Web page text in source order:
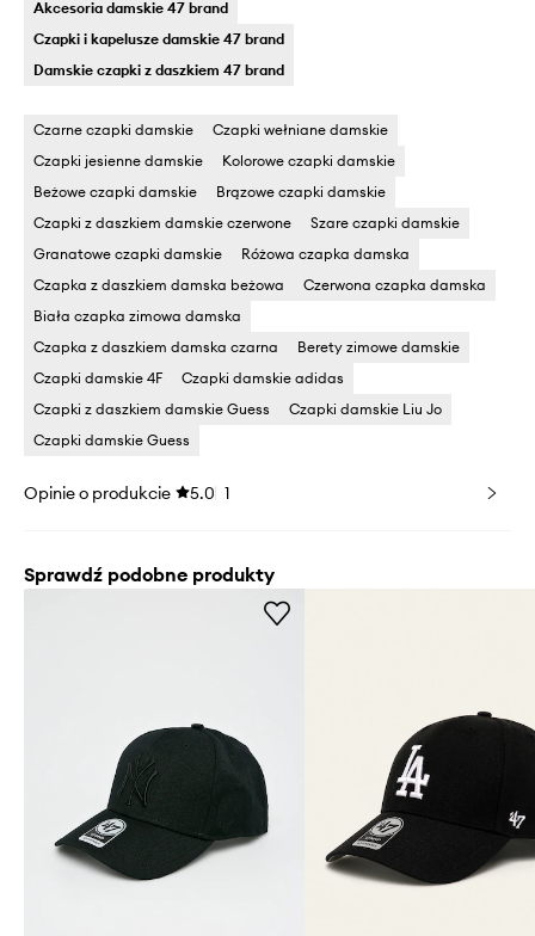
Akcesoria damskie 47 brand
Czapki i kapelusze damskie 47 brand
Damskie czapki z daszkiem 47 brand
Czarne czapki damskie
Czapki wełniane damskie
Czapki jesienne damskie
Kolorowe czapki damskie
Beżowe czapki damskie
Brązowe czapki damskie
Czapki z daszkiem damskie czerwone
Szare czapki damskie
Granatowe czapki damskie
Różowa czapka damska
Czapka z daszkiem damska beżowa
Czerwona czapka damska
Biała czapka zimowa damska
Czapka z daszkiem damska czarna
Berety zimowe damskie
Czapki damskie 4F
Czapki damskie adidas
Czapki z daszkiem damskie Guess
Czapki damskie Liu Jo
Czapki damskie Guess
Opinie o produkcie 5.0 1
Sprawdź podobne produkty